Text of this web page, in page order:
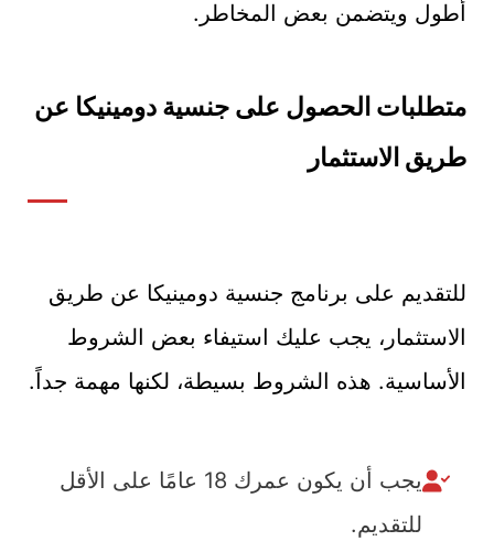
أطول ويتضمن بعض المخاطر.
متطلبات الحصول على جنسية دومينيكا عن
طريق الاستثمار
للتقديم على برنامج جنسية دومينيكا عن طريق
الاستثمار، يجب عليك استيفاء بعض الشروط
الأساسية. هذه الشروط بسيطة، لكنها مهمة جداً.
يجب أن يكون عمرك 18 عامًا على الأقل
للتقديم.